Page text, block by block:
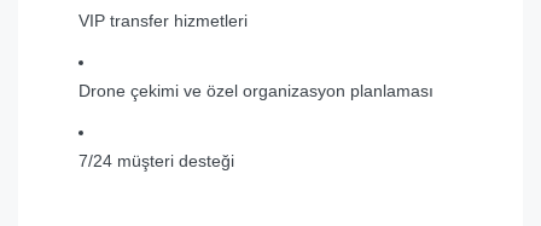
VIP transfer hizmetleri
Drone çekimi ve özel organizasyon planlaması
7/24 müşteri desteği